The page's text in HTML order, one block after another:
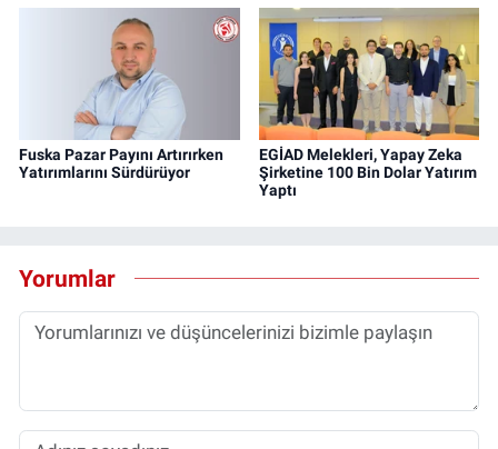
Fuska Pazar Payını Artırırken
Yatırımlarını Sürdürüyor
EGİAD Melekleri, Yapay Zeka
Şirketine 100 Bin Dolar Yatırım
Yaptı
Yorumlar